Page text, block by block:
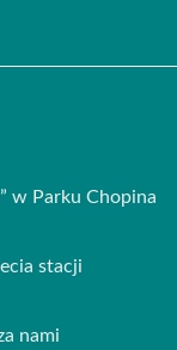
w Parku Chopina
stacji
nami